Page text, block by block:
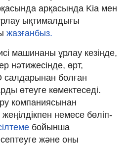
арқасында Kia мен
ықтималдығы
жазғанбыз.
машинаны ұрлау кезінде,
нәтижесінде, өрт,
болған
өтеуге көмектеседі.
компаниясынан
немесе бөліп-
бойынша
және оны